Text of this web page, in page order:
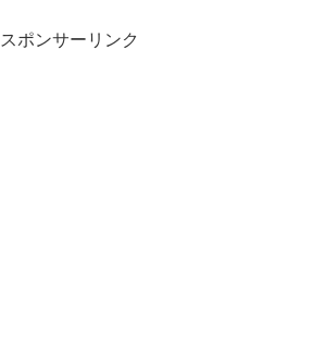
スポンサーリンク